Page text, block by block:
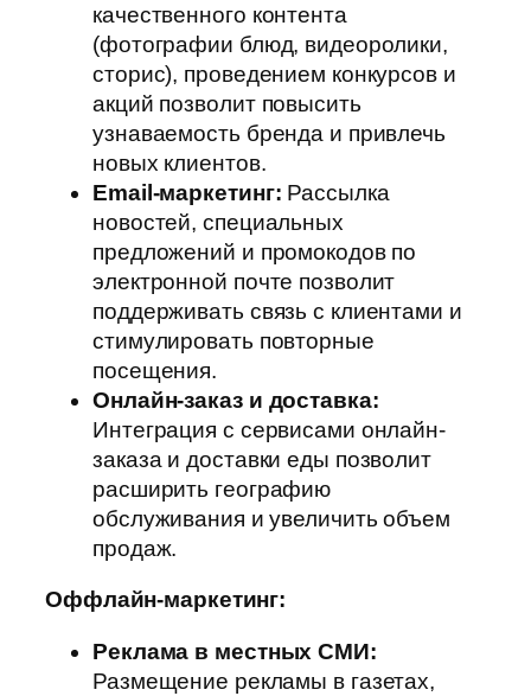
качественного контента
(фотографии блюд, видеоролики,
сторис), проведением конкурсов и
акций позволит повысить
узнаваемость бренда и привлечь
новых клиентов.
Email-маркетинг: Рассылка
новостей, специальных
предложений и промокодов по
электронной почте позволит
поддерживать связь с клиентами и
стимулировать повторные
посещения.
Онлайн-заказ и доставка:
Интеграция с сервисами онлайн-
заказа и доставки еды позволит
расширить географию
обслуживания и увеличить объем
продаж.
Оффлайн-маркетинг:
Реклама в местных СМИ:
Размещение рекламы в газетах,